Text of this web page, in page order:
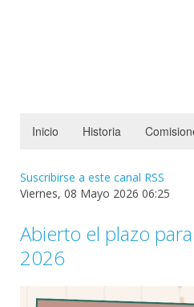
Inicio Historia
Suscribirse a este canal RSS
Viernes, 08 Mayo 2026 06:25
Abierto el plazo
2026